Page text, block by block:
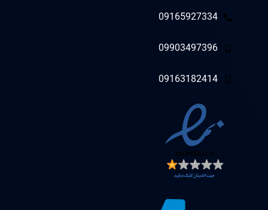
09165927334
09903497396
09163182414